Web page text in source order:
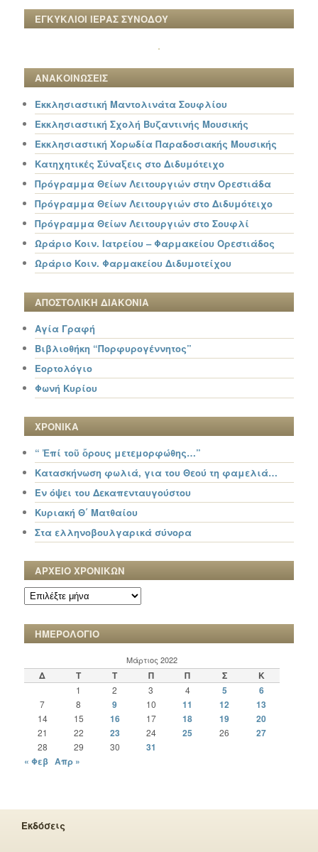
ΕΓΚΥΚΛΙΟΙ ΙΕΡΑΣ ΣΥΝΟΔΟΥ
ΑΝΑΚΟΙΝΩΣΕΙΣ
Εκκλησιαστική Μαντολινάτα Σουφλίου
Εκκλησιαστική Σχολή Βυζαντινής Μουσικής
Εκκλησιαστική Χορωδία Παραδοσιακής Μουσικής
Κατηχητικές Σύναξεις στο Διδυμότειχο
Πρόγραμμα Θείων Λειτουργιών στην Ορεστιάδα
Πρόγραμμα Θείων Λειτουργιών στο Διδυμότειχο
Πρόγραμμα Θείων Λειτουργιών στο Σουφλί
Ωράριο Κοιν. Ιατρείου – Φαρμακείου Ορεστιάδος
Ωράριο Κοιν. Φαρμακείου Διδυμοτείχου
ΑΠΟΣΤΟΛΙΚΗ ΔΙΑΚΟΝΙΑ
Αγία Γραφή
Βιβλιοθήκη “Πορφυρογέννητος”
Εορτολόγιο
Φωνή Κυρίου
ΧΡΟΝΙΚΑ
“ Ἐπί τοῦ ὄρους μετεμορφώθης…”
Κατασκήνωση φωλιά, για του Θεού τη φαμελιά…
Εν όψει του Δεκαπενταυγούστου
Κυριακή Θ΄ Ματθαίου
Στα ελληνοβουλγαρικά σύνορα
ΑΡΧΕΙΟ ΧΡΟΝΙΚΩΝ
ΑΡΧΕΙΟ
ΧΡΟΝΙΚΩΝ
ΗΜΕΡΟΛΟΓΙΟ
Μάρτιος 2022
Δ Τ Τ Π Π Σ Κ
1 2 3 4 5 6
7 8 9 10 11 12 13
14 15 16 17 18 19 20
21 22 23 24 25 26 27
28 29 30
31
« Φεβ Απρ »
Εκδόσεις